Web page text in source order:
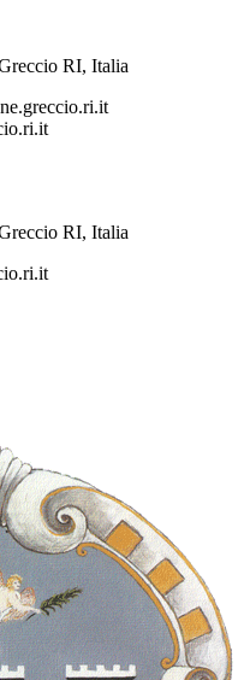
RI, Italia
RI, Italia